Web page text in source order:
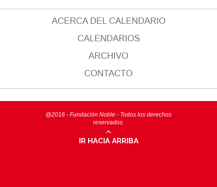
ACERCA DEL CALENDARIO
CALENDARIOS
ARCHIVO
CONTACTO
@2016 - Fundación Noble - Todos los derechos
reservados.
IR HACIA ARRIBA